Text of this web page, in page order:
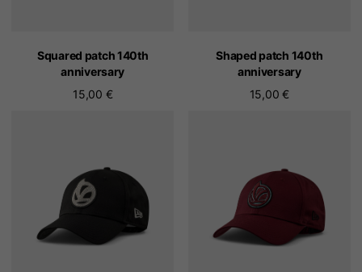
Squared patch 140th
anniversary
15,00 €
Shaped patch 140th
anniversary
15,00 €